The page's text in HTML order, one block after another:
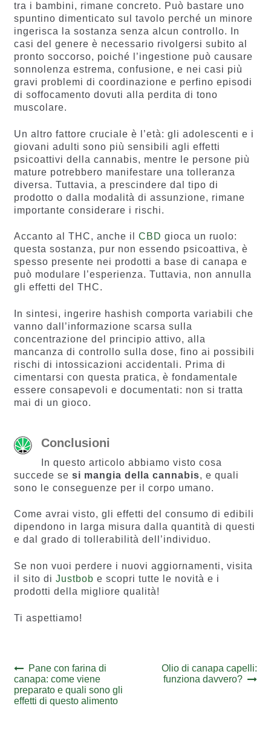
tra i bambini, rimane concreto. Può bastare uno
spuntino dimenticato sul tavolo perché un minore
ingerisca la sostanza senza alcun controllo. In
casi del genere è necessario rivolgersi subito al
pronto soccorso, poiché l’ingestione può causare
sonnolenza estrema, confusione, e nei casi più
gravi problemi di coordinazione e perfino episodi
di soffocamento dovuti alla perdita di tono
muscolare.
Un altro fattore cruciale è l’età: gli adolescenti e i
giovani adulti sono più sensibili agli effetti
psicoattivi della cannabis, mentre le persone più
mature potrebbero manifestare una tolleranza
diversa. Tuttavia, a prescindere dal tipo di
prodotto o dalla modalità di assunzione, rimane
importante considerare i rischi.
Accanto al THC, anche il CBD gioca un ruolo:
questa sostanza, pur non essendo psicoattiva, è
spesso presente nei prodotti a base di canapa e
può modulare l’esperienza. Tuttavia, non annulla
gli effetti del THC.
In sintesi, ingerire hashish comporta variabili che
vanno dall’informazione scarsa sulla
concentrazione del principio attivo, alla
mancanza di controllo sulla dose, fino ai possibili
rischi di intossicazioni accidentali. Prima di
cimentarsi con questa pratica, è fondamentale
essere consapevoli e documentati: non si tratta
mai di un gioco.
Conclusioni
In questo articolo abbiamo visto cosa
succede se si mangia della cannabis, e quali
sono le conseguenze per il corpo umano.
Come avrai visto, gli effetti del consumo di edibili
dipendono in larga misura dalla quantità di questi
e dal grado di tollerabilità dell’individuo.
Se non vuoi perdere i nuovi aggiornamenti, visita
il sito di Justbob e scopri tutte le novità e i
prodotti della migliore qualità!
Ti aspettiamo!
Navigazione
articoli
Previous
post:
Pane con farina di
canapa: come viene
preparato e quali sono gli
effetti di questo alimento
Next
post:
Olio di canapa capelli:
funziona davvero?